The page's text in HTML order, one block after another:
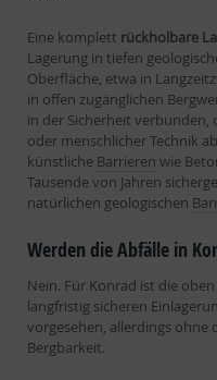
Eine komplett rückholbare
Lagerung in tiefen
Oberfläche, etwa in
in offen zugänglichen
in der Sicherheit verbunden,
oder menschlicher Technik
künstliche Barrieren wie
Tausende von Jahren
natürlichen geologischen
Werden die Abfälle in
Nein. Für Konrad ist die
langfristig sicheren
vorgesehen, allerdings ohne
Bergbarkeit.